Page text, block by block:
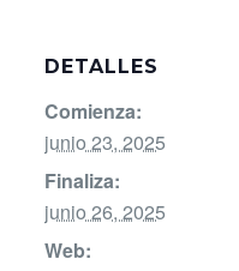
DETALLES
Comienza:
junio 23, 2025
Finaliza:
junio 26, 2025
Web: